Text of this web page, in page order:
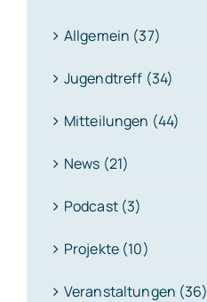
Allgemein (37)
Jugendtreff (34)
Mitteilungen (44)
News (21)
Podcast (3)
Projekte (10)
Veranstaltungen (36)